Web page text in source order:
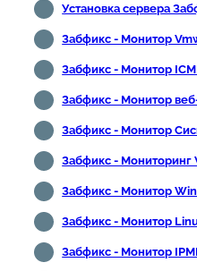
Установка сервера
Забфикс - Монитор
Забфикс - Монитор
Забфикс - Монитор
Забфикс - Монитор
Забфикс - Мониторинг
Забфикс - Монитор
Забфикс - Монитор
Забфикс - Монитор IPMI